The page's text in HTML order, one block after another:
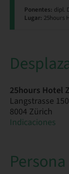
Ponentes: dipl.
Lugar: 25hours
25hours Hotel
Langstrasse 150
8004 Zürich
Indicaciones